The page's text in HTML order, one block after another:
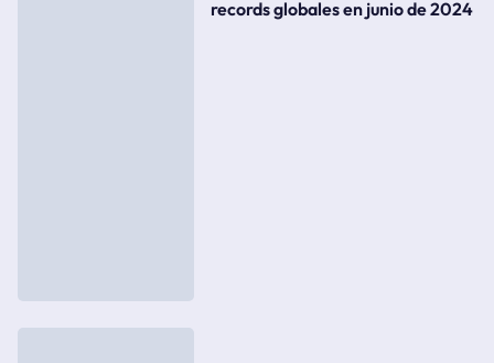
records globales en junio de 2024